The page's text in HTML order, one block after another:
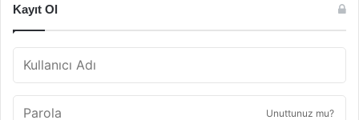
Kayıt Ol
Unuttunuz mu?